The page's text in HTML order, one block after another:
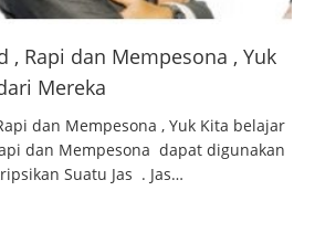
, Rapi dan Mempesona , Yuk
Mereka
dan Mempesona , Yuk Kita belajar
dan Mempesona dapat digunakan
Suatu Jas . Jas…